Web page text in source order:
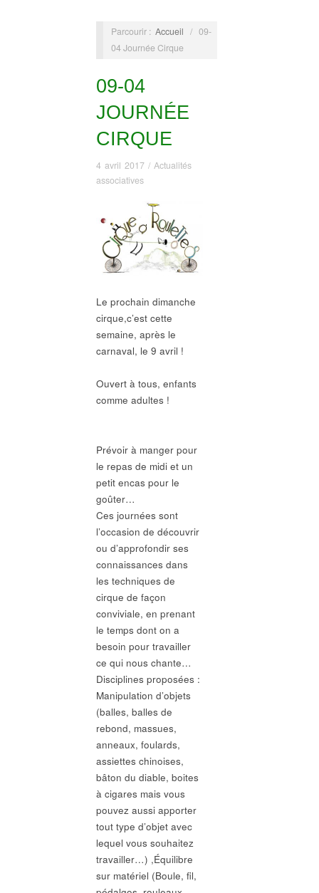
Parcourir : Accueil / 09-
04 Journée Cirque
09-04
JOURNÉE
CIRQUE
4 avril 2017/ Actualités
associatives
Le prochain dimanche
cirque,c’est cette
semaine, après le
carnaval, le 9 avril !
Ouvert à tous, enfants
comme adultes !
Prévoir à manger pour
le repas de midi et un
petit encas pour le
goûter…
Ces journées sont
l’occasion de découvrir
ou d’approfondir ses
connaissances dans
les techniques de
cirque de façon
conviviale, en prenant
le temps dont on a
besoin pour travailler
ce qui nous chante…
Disciplines proposées :
Manipulation d’objets
(balles, balles de
rebond, massues,
anneaux, foulards,
assiettes chinoises,
bâton du diable, boites
à cigares mais vous
pouvez aussi apporter
tout type d’objet avec
lequel vous souhaitez
travailler…) ,Équilibre
sur matériel (Boule, fil,